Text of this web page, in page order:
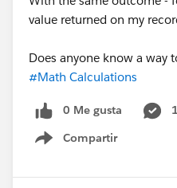
value returned on my
Does anyone know a way
#Math Calculations
0 Me gusta
Compartir
Show menu